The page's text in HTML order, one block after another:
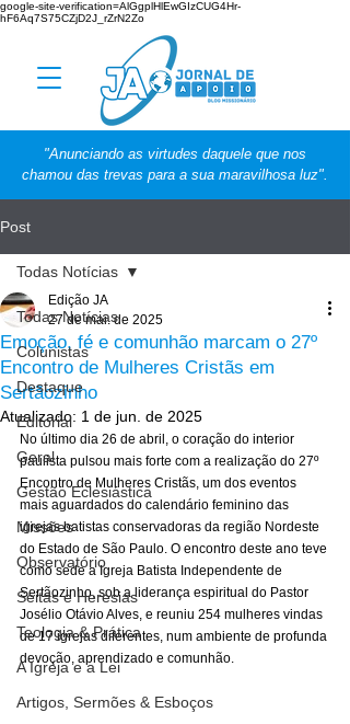
google-site-verification=AlGgplHlEwGIzCUG4Hr-
hF6Aq7S75CZjD2J_rZrN2Zo
"Anunciando as virtudes daquele que nos
chamou das trevas para a sua maravilhosa luz".
Post
Todas Notícias
Colunistas
Destaque
Editorial
Geral
Gestão Eclesiástica
Missões
Observatório
Seitas e Heresias
Teologia & Prática
A Igreja e a Lei
Artigos, Sermões & Esboços
Todas Notícias
Emoção, fé e comunhão marcam o 27º
Encontro de Mulheres Cristãs em
Sertãozinho
Edição JA
27 de mai. de 2025
Atualizado: 1 de jun. de 2025
No último dia 26 de abril, o coração do interior
paulista pulsou mais forte com a realização do 27º
Encontro de Mulheres Cristãs, um dos eventos
mais aguardados do calendário feminino das
igrejas batistas conservadoras da região Nordeste
do Estado de São Paulo. O encontro deste ano teve
como sede a Igreja Batista Independente de
Sertãozinho, sob a liderança espiritual do Pastor
Josélio Otávio Alves, e reuniu 254 mulheres vindas
de 17 igrejas diferentes, num ambiente de profunda
devoção, aprendizado e comunhão.